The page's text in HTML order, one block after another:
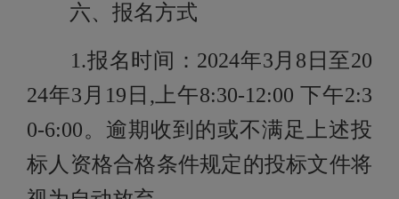
六、报名方式
1.报名时间：2024年3月8日至20
24年3月19日,上午8:30-12:00 下午2:3
0-6:00。逾期收到的或不满足上述投
标人资格合格条件规定的投标文件将